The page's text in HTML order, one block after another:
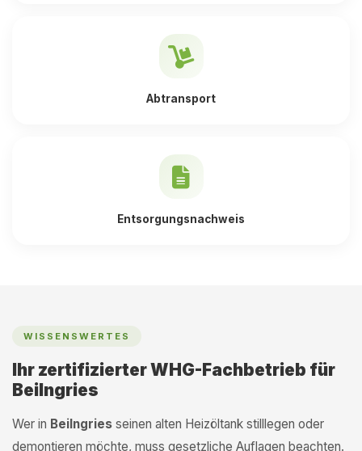
Abtransport
Entsorgungsnachweis
WISSENSWERTES
Ihr zertifizierter WHG-Fachbetrieb für
Beilngries
Wer in Beilngries seinen alten Heizöltank stilllegen oder
demontieren möchte, muss gesetzliche Auflagen beachten.